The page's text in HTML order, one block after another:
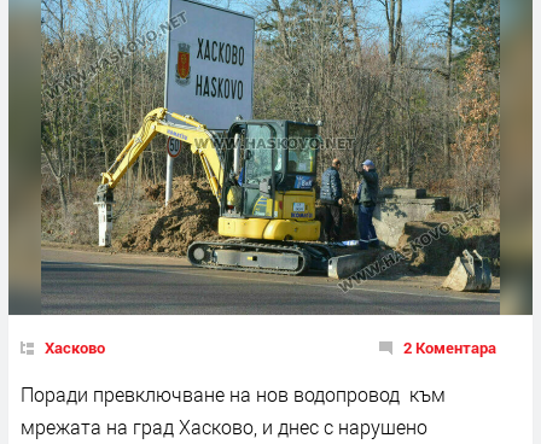
Хасково 2 Коментара
Поради превключване на нов водопровод към
мрежата на град Хасково, и днес с нарушено